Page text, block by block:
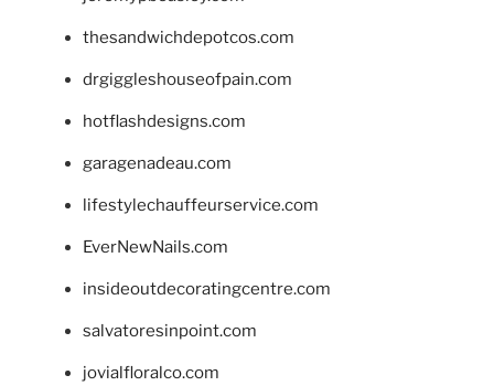
thesandwichdepotcos.com
drgiggleshouseofpain.com
hotflashdesigns.com
garagenadeau.com
lifestylechauffeurservice.com
EverNewNails.com
insideoutdecoratingcentre.com
salvatoresinpoint.com
jovialfloralco.com